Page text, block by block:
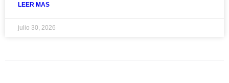
LEER MAS
julio 30, 2026